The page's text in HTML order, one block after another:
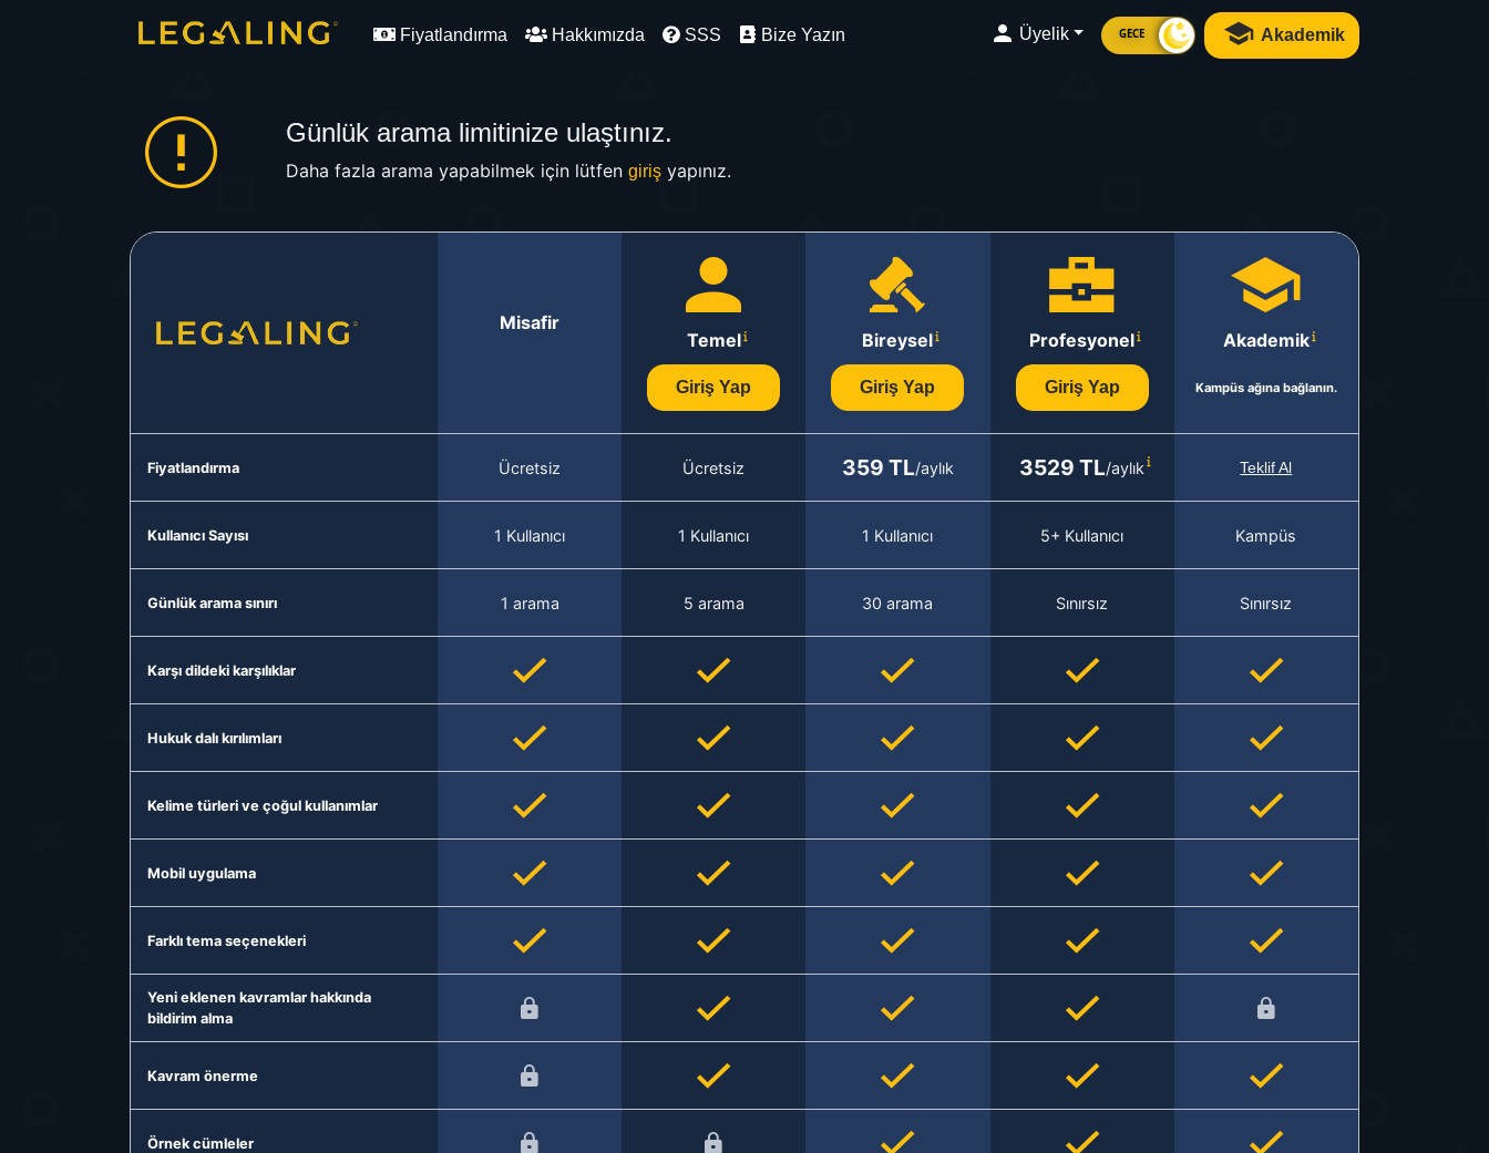
Fiyatlandırma Hakkımızda SSS Bize Yazın Üyelik GECE Akademik
Günlük arama limitinize ulaştınız.
Daha fazla arama yapabilmek için lütfen girişyapınız.
Misafir
Temel
Giriş Yap
Bireysel
Giriş Yap
Profesyonel
Giriş Yap
Akademik
Kampüs ağına bağlanın.
Fiyatlandırma Ücretsiz Ücretsiz 359 TL/aylık 3529 TL/aylık Teklif Al
Kullanıcı Sayısı 1 Kullanıcı 1 Kullanıcı 1 Kullanıcı 5+ Kullanıcı Kampüs
Günlük arama sınırı 1 arama 5 arama 30 arama Sınırsız Sınırsız
Karşı dildeki karşılıklar
Hukuk dalı kırılımları
Kelime türleri ve çoğul kullanımlar
Mobil uygulama
Farklı tema seçenekleri
Yeni eklenen kavramlar hakkında
bildirim alma
Kavram önerme
Örnek cümleler